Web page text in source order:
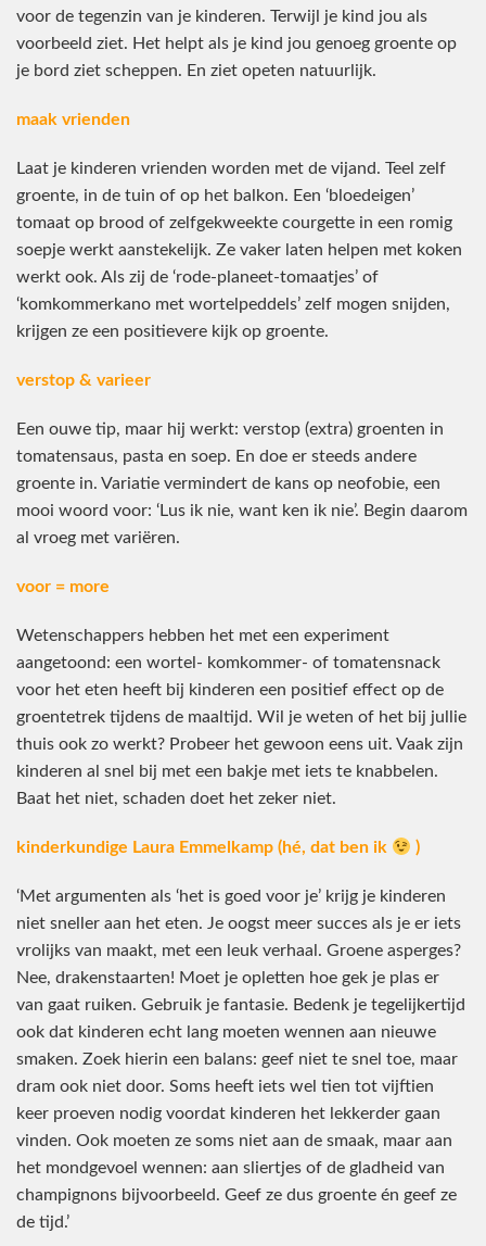
voor de tegenzin van je kinderen. Terwijl je kind jou als
voorbeeld ziet. Het helpt als je kind jou genoeg groente op
je bord ziet scheppen. En ziet opeten natuurlijk.
maak vrienden
Laat je kinderen vrienden worden met de vijand. Teel zelf
groente, in de tuin of op het balkon. Een ‘bloedeigen’
tomaat op brood of zelfgekweekte courgette in een romig
soepje werkt aanstekelijk. Ze vaker laten helpen met koken
werkt ook. Als zij de ‘rode-planeet-tomaatjes’ of
‘komkommerkano met wortelpeddels’ zelf mogen snijden,
krijgen ze een positievere kijk op groente.
verstop & varieer
Een ouwe tip, maar hij werkt: verstop (extra) groenten in
tomatensaus, pasta en soep. En doe er steeds andere
groente in. Variatie vermindert de kans op neofobie, een
mooi woord voor: ‘Lus ik nie, want ken ik nie’. Begin daarom
al vroeg met variëren.
voor = more
Wetenschappers hebben het met een experiment
aangetoond: een wortel- komkommer- of tomatensnack
voor het eten heeft bij kinderen een positief effect op de
groentetrek tijdens de maaltijd. Wil je weten of het bij jullie
thuis ook zo werkt? Probeer het gewoon eens uit. Vaak zijn
kinderen al snel bij met een bakje met iets te knabbelen.
Baat het niet, schaden doet het zeker niet.
kinderkundige Laura Emmelkamp (hé, dat ben ik )
‘Met argumenten als ‘het is goed voor je’ krijg je kinderen
niet sneller aan het eten. Je oogst meer succes als je er iets
vrolijks van maakt, met een leuk verhaal. Groene asperges?
Nee, drakenstaarten! Moet je opletten hoe gek je plas er
van gaat ruiken. Gebruik je fantasie. Bedenk je tegelijkertijd
ook dat kinderen echt lang moeten wennen aan nieuwe
smaken. Zoek hierin een balans: geef niet te snel toe, maar
dram ook niet door. Soms heeft iets wel tien tot vijftien
keer proeven nodig voordat kinderen het lekkerder gaan
vinden. Ook moeten ze soms niet aan de smaak, maar aan
het mondgevoel wennen: aan sliertjes of de gladheid van
champignons bijvoorbeeld. Geef ze dus groente én geef ze
de tijd.’